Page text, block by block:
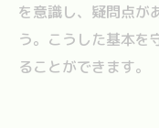
を意識し、疑問点が
う。こうした基本を
ることができます。